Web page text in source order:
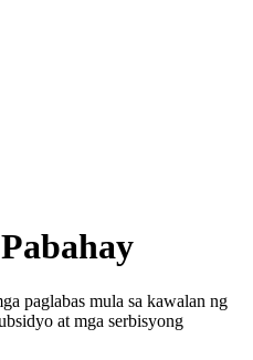
paglabas mula sa kawalan ng
at mga serbisyong